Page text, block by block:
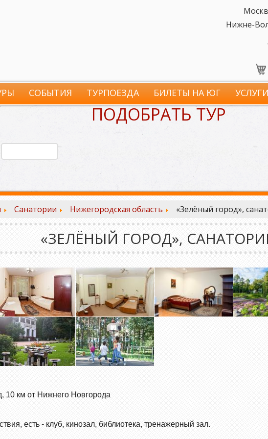
Нижне-
СОБЫТИЯ ТУРПОЕЗДА БИЛЕТЫ НА ЮГ
ПОДОБРАТЬ ТУР
Санатории Нижегородская область «Зелёный город»,
«ЗЕЛЁНЫЙ ГОРОД»,
10 км от Нижнего Новгорода
есть - клуб, кинозал, библиотека, тренажерный зал.